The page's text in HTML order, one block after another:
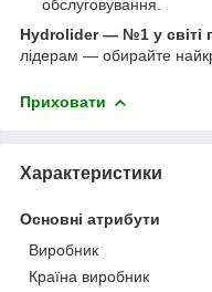
обслуговування.
Hydrolider — №1 у світі
лідерам — обирайте
Приховати
Характеристики
Основні атрибути
Виробник
Країна виробник